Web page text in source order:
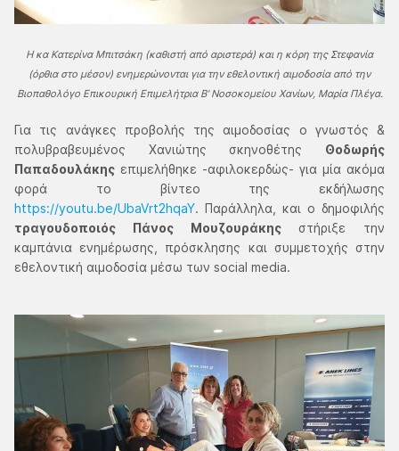
Η κα Κατερίνα Μπιτσάκη (καθιστή από αριστερά) και η κόρη της Στεφανία
(όρθια στο μέσον) ενημερώνονται για την εθελοντική αιμοδοσία από την
Βιοπαθολόγο Επικουρική Επιμελήτρια Β' Νοσοκομείου Χανίων, Μαρία Πλέγα.
Για τις ανάγκες προβολής της αιμοδοσίας ο γνωστός &
πολυβραβευμένος Χανιώτης σκηνοθέτης Θοδωρής
Παπαδουλάκης επιμελήθηκε -αφιλοκερδώς- για μία ακόμα
φορά το βίντεο της εκδήλωσης
https://youtu.be/UbaVrt2hqaY. Παράλληλα, και ο δημοφιλής
τραγουδοποιός Πάνος Μουζουράκηςστήριξε την
καμπάνια ενημέρωσης, πρόσκλησης και συμμετοχής στην
εθελοντική αιμοδοσία μέσω των social media.